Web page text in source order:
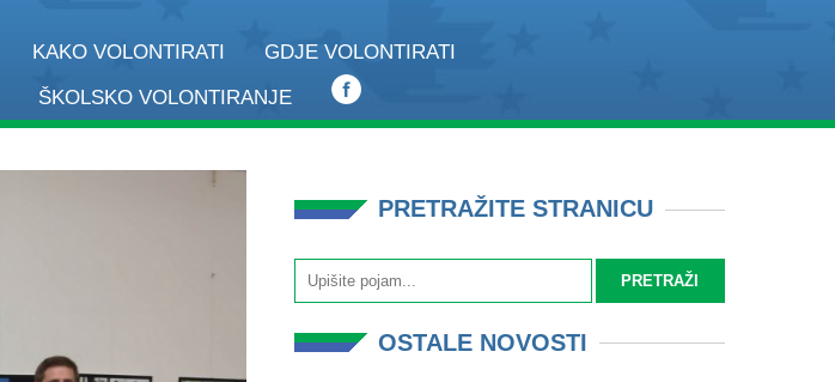
KAKO VOLONTIRATI
GDJE VOLONTIRATI
ŠKOLSKO VOLONTIRANJE
PRETRAŽITE STRANICU
OSTALE NOVOSTI